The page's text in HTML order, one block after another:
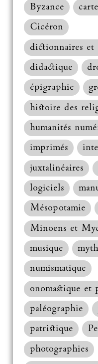
Byzance
Cicéron
dictionnaires et
didactique
épigraphie
histoire des
humanités
imprimés
juxtalinéaires
logiciels
Mésopotamie
Minoens et
musique
numismatique
onomastique et
paléographie
patristique
photographies